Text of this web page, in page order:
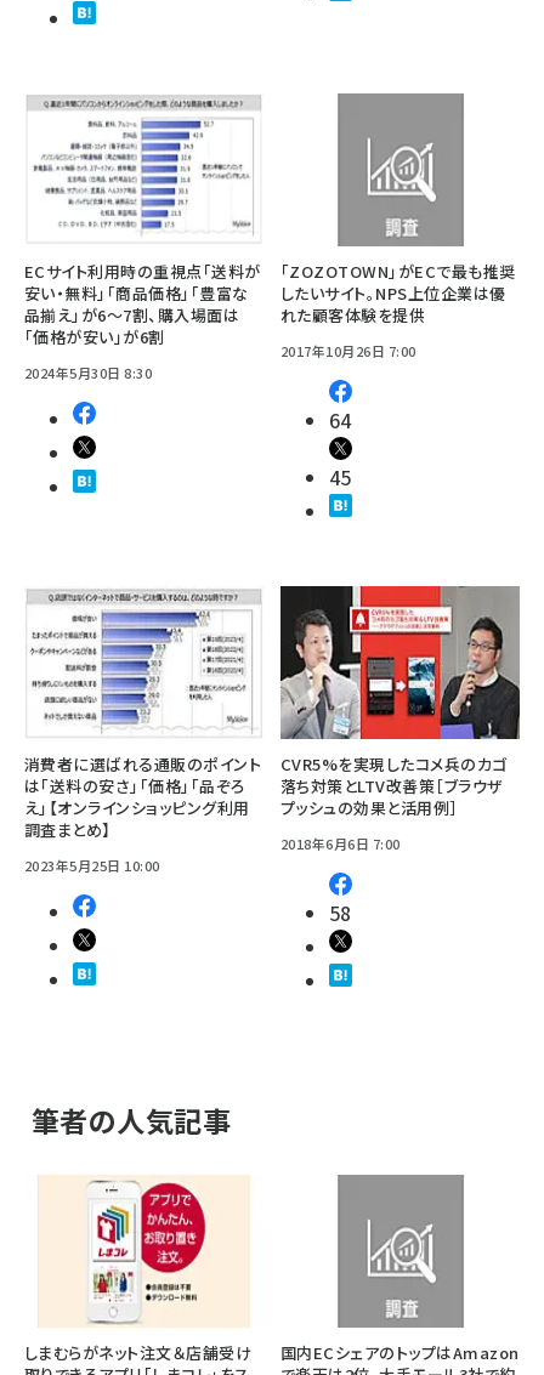
ECサイト利用時の重視点「送料が
安い・無料」「商品価格」「豊富な
品揃え」が6～7割、購入場面は
「価格が安い」が6割
2024年5月30日 8:30
「ZOZOTOWN」がECで最も推奨
したいサイト。NPS上位企業は優
れた顧客体験を提供
2017年10月26日 7:00
64
45
消費者に選ばれる通販のポイント
は「送料の安さ」「価格」「品ぞろ
え」【オンラインショッピング利用
調査まとめ】
2023年5月25日 10:00
CVR5%を実現したコメ兵のカゴ
落ち対策とLTV改善策［ブラウザ
プッシュの効果と活用例］
2018年6月6日 7:00
58
筆者の人気記事
しまむらがネット注文＆店舗受け
国内ECシェアのトップはAmazon